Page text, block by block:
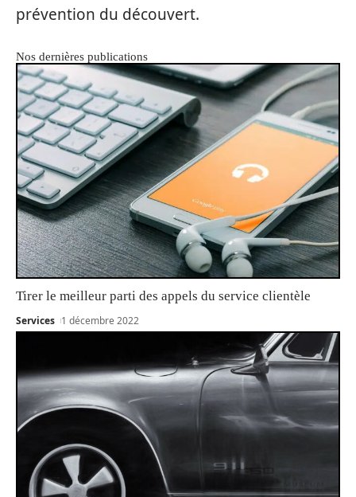
prévention du découvert.
Nos dernières publications
Tirer le meilleur parti des appels du service clientèle
Services 1 décembre 2022